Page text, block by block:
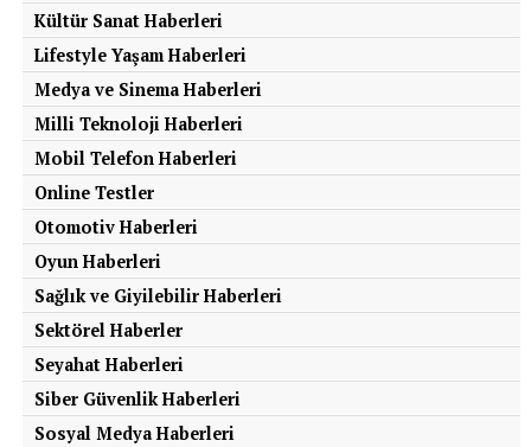
Kültür Sanat Haberleri
Lifestyle Yaşam Haberleri
Medya ve Sinema Haberleri
Milli Teknoloji Haberleri
Mobil Telefon Haberleri
Online Testler
Otomotiv Haberleri
Oyun Haberleri
Sağlık ve Giyilebilir Haberleri
Sektörel Haberler
Seyahat Haberleri
Siber Güvenlik Haberleri
Sosyal Medya Haberleri